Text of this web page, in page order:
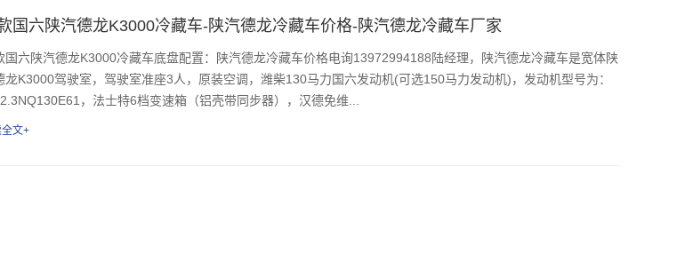
国六陕汽德龙K3000冷藏车-陕汽德龙冷藏车价格-陕汽德龙冷藏车厂家
国六陕汽德龙K3000冷藏车底盘配置：陕汽德龙冷藏车价格电询13972994188陆经理，陕汽德龙冷藏车是宽体陕
龙K3000驾驶室，驾驶室准座3人，原装空调，潍柴130马力国六发动机(可选150马力发动机)，发动机型号为：
，法士特6档变速箱（铝壳带同步器），汉德免维...
全文+